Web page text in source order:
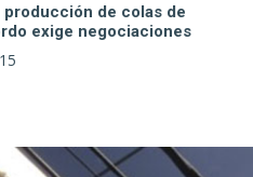
producción de colas de
exige negociaciones